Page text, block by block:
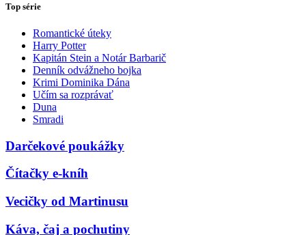
Top série
Romantické úteky
Harry Potter
Kapitán Stein a Notár Barbarič
Denník odvážneho bojka
Krimi Dominika Dána
Učím sa rozprávať
Duna
Smradi
Darčekové poukážky
Čítačky e-kníh
Vecičky od Martinusu
Káva, čaj a pochutiny